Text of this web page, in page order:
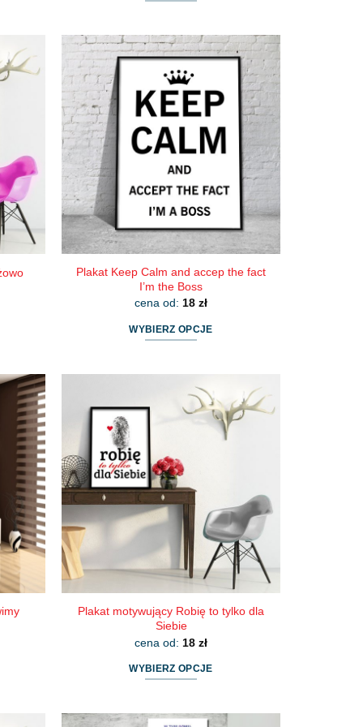
ma
wariantów.
Opcje
wybrać
stronie
produktu
Plakat Keep Calm and accep the fact
I’m the Boss
cena od: 18 zł
WYBIERZ OPCJE
wiele
wariantów.
można
wybrać
stronie
produktu
Plakat motywujący Robię to tylko dla
Siebie
cena od: 18 zł
WYBIERZ OPCJE